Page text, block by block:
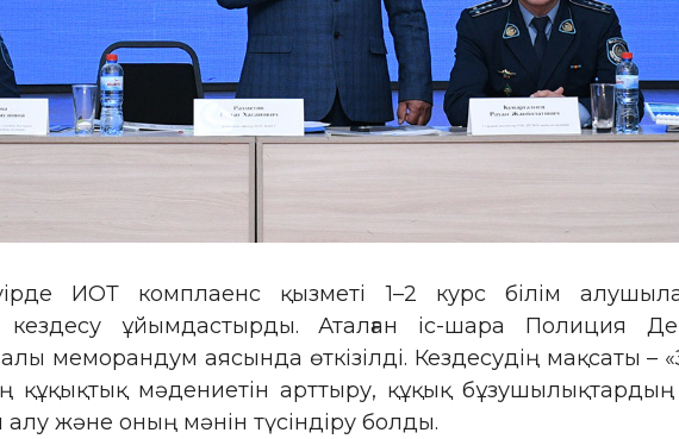
ИОТ комплаенс қызметі 1–2 курс білім
кездесу ұйымдастырды. Аталған іс-шара Полиция
меморандум аясында өткізілді. Кездесудің мақсаты
құқықтық мәдениетін арттыру, құқық
алу және оның мәнін түсіндіру болды.